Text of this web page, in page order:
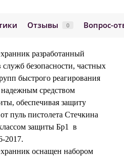
Отзывы 0 Вопрос-
разработанный
безопасности, частных
быстрого реагирования
средством
обеспечивая защиту
пуль пистолета Стечкина
защиты Бр1 в
2017.
оснащен набором